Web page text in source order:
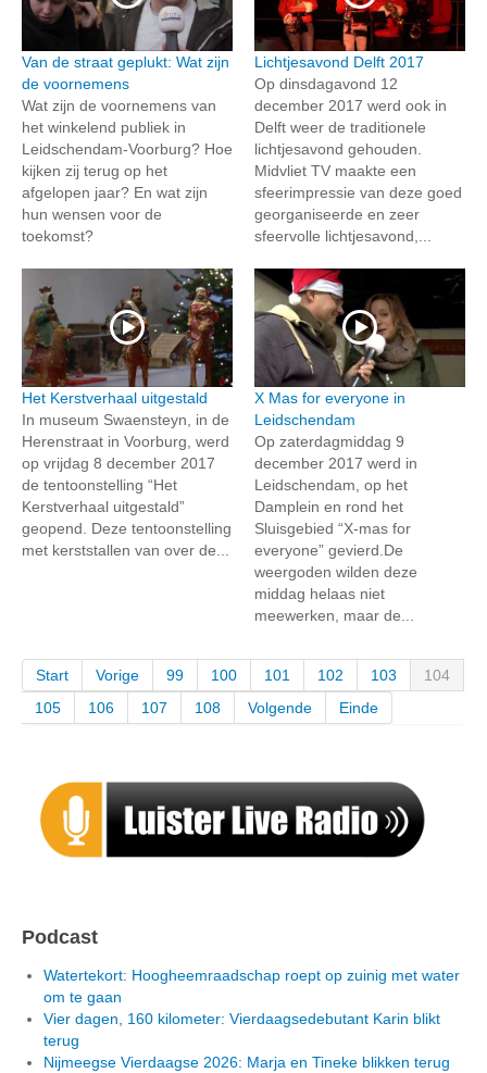
Van de straat geplukt: Wat zijn
de voornemens
Wat zijn de voornemens van
het winkelend publiek in
Leidschendam-Voorburg? Hoe
kijken zij terug op het
afgelopen jaar? En wat zijn
hun wensen voor de
toekomst?
Lichtjesavond Delft 2017
Op dinsdagavond 12
december 2017 werd ook in
Delft weer de traditionele
lichtjesavond gehouden.
Midvliet TV maakte een
sfeerimpressie van deze goed
georganiseerde en zeer
sfeervolle lichtjesavond,...
Het Kerstverhaal uitgestald
In museum Swaensteyn, in de
Herenstraat in Voorburg, werd
op vrijdag 8 december 2017
de tentoonstelling “Het
Kerstverhaal uitgestald”
geopend. Deze tentoonstelling
met kerststallen van over de...
X Mas for everyone in
Leidschendam
Op zaterdagmiddag 9
december 2017 werd in
Leidschendam, op het
Damplein en rond het
Sluisgebied “X-mas for
everyone” gevierd.De
weergoden wilden deze
middag helaas niet
meewerken, maar de...
Start Vorige 99 100 101 102 103
104
105
106 107 108 Volgende Einde
Podcast
Watertekort: Hoogheemraadschap roept op zuinig met water
om te gaan
Vier dagen, 160 kilometer: Vierdaagsedebutant Karin blikt
terug
Nijmeegse Vierdaagse 2026: Marja en Tineke blikken terug